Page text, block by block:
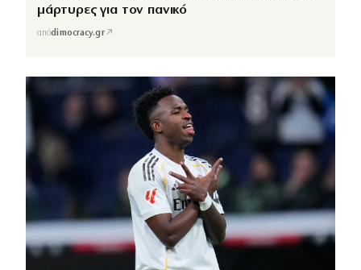
μάρτυρες για τον πανικό
απόdimocracy.gr↗